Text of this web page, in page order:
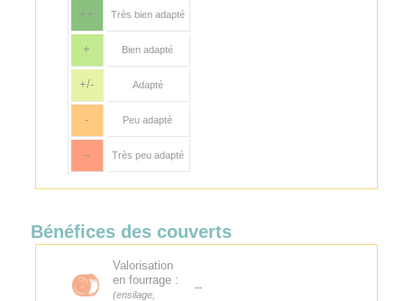
++
Très bien adapté
+ Bien adapté
+/- Adapté
- Peu adapté
-- Très peu adapté
Bénéfices des couverts
Valorisation
en fourrage :
(ensilage,
--